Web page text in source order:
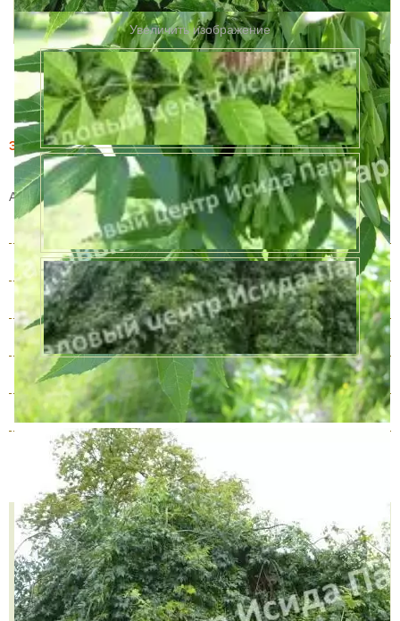
Увеличить изображение
Этот товар купили 17 раз за месяц
Ясень (обыкновенный)
Артикул:1263
4 года 3500 руб.
В наличии
5 лет 7000 руб.
В наличии
6 лет 8500 руб.
В наличии
7 лет 10000 руб.
В наличии
8 лет 15000 руб.
В наличии
9 лет
Количество
В КОРЗИНУ
КУПИТЬ В ОДИН КЛИК